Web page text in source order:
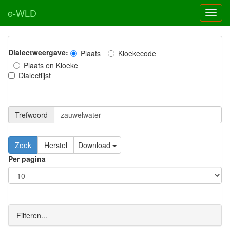
e-WLD
Dialectweergave: Plaats
Kloekecode
Plaats en Kloeke
Dialectlijst
Trefwoord
Download
Per pagina
Filteren...